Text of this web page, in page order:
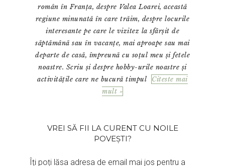
român în Franța, despre Valea Loarei, această
regiune minunată în care trăim, despre locurile
interesante pe care le vizitez la sfârșit de
săptămână sau în vacanțe, mai aproape sau mai
departe de casă, împreună cu soțul meu și fetele
noastre. Scriu și despre hobby-urile noastre și
activitățile care ne bucură timpul
Citeste mai
mult »
VREI SĂ FII LA CURENT CU NOILE
POVEȘTI?
Îți poți lăsa adresa de email mai jos pentru a